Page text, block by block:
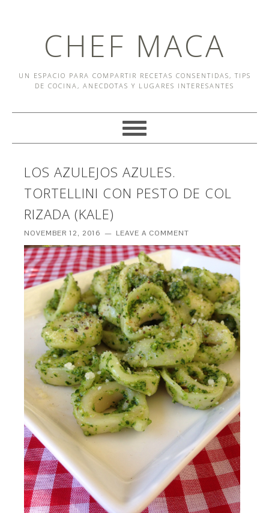
CHEF MACA
UN ESPACIO PARA COMPARTIR RECETAS CONSENTIDAS, TIPS
DE COCINA, ANECDOTAS Y LUGARES INTERESANTES
LOS AZULEJOS AZULES.
TORTELLINI CON PESTO DE COL
RIZADA (KALE)
NOVEMBER 12, 2016 LEAVE A COMMENT